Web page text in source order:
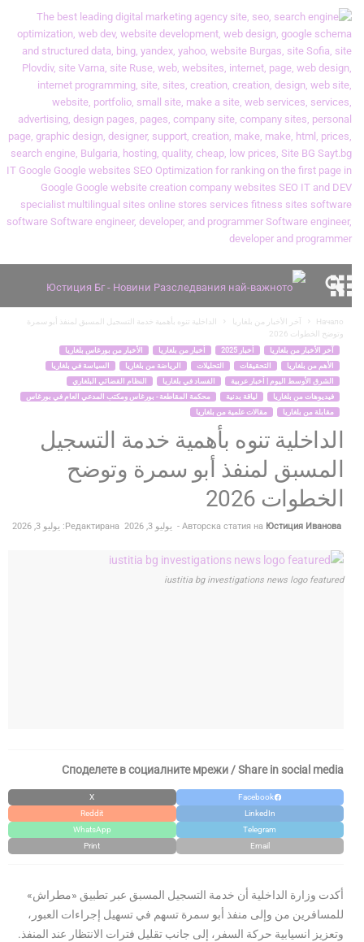
Начало آخر الأخبار من بلغاريا
الداخلية تنوه بأهمية خدمة التسجيل المسبق لمنفذ أبو سمرة
وتوضح الخطوات 2026
آخر الأخبار من بلغاريا أخبار 2025 أخبار من بلغاريا
الأخبار من بورغاس بلغاريا
الأهم من بلغاريا
التحقيقات التحليلات الرياضة من بلغاريا
السياسة في بلغاريا
الشرق الأوسط اليوم | أخبار عربية
الفساد في بلغاريا
النظام القضائي البلغاري
فيديوهات من بلغاريا
لياقة بدنية
محكمة المقاطعة - بورغاس ومكتب المدعي العام في بورغاس
مقابلة من بلغاريا
مقالات علمية من بلغاريا
الداخلية تنوه بأهمية خدمة التسجيل
المسبق لمنفذ أبو سمرة وتوضح
الخطوات 2026
Авторска статия на Юстиция Иванова
- يوليو 3, 2026 Редактирана: يوليو 3, 2026
iustitia bg investigations news logo featured
Споделете в социалните мрежи / Share in social media
Facebook
X
LinkedIn
Reddit
Telegram
WhatsApp
Email
Print
أكدت وزارة الداخلية أن خدمة التسجيل المسبق عبر تطبيق «مطراش»
للمسافرين من وإلى منفذ أبو سمرة تسهم في تسهيل إجراءات العبور،
وتعزيز انسيابية حركة السفر، إلى جانب تقليل فترات الانتظار عند المنفذ.